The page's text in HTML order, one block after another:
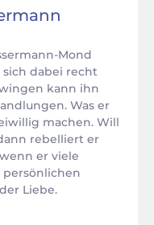
Mond
dabei recht
kann ihn
Was er
machen. Will
rebelliert er
er viele
persönlichen
Liebe.